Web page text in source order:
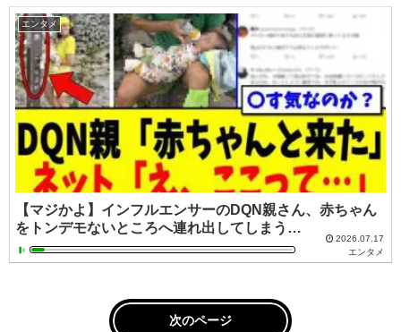
エンタメ
【マジかよ】インフルエンサーのDQN親さん、赤ちゃん
をトンデモないところへ連れ出してしまう…
2026.07.17
エンタメ
次のページ